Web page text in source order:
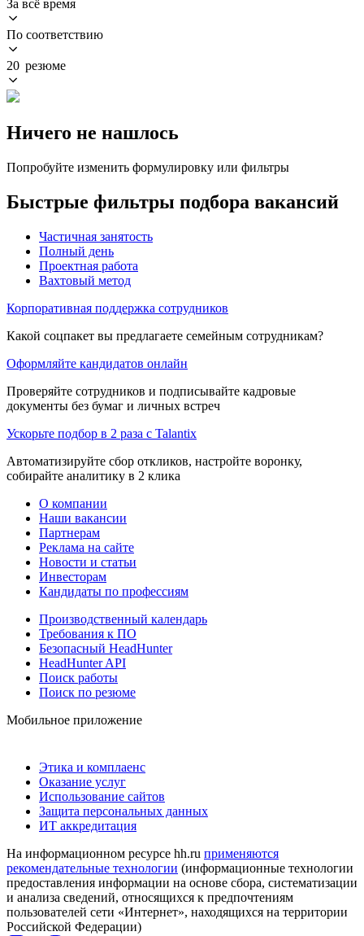
За всё время
По соответствию
20 резюме
Ничего не нашлось
Попробуйте изменить формулировку или фильтры
Быстрые фильтры подбора вакансий
Частичная занятость
Полный день
Проектная работа
Вахтовый метод
Корпоративная поддержка сотрудников
Какой соцпакет вы предлагаете семейным сотрудникам?
Оформляйте кандидатов онлайн
Проверяйте сотрудников и подписывайте кадровые
документы без бумаг и личных встреч
Ускорьте подбор в 2 раза с Talantix
Автоматизируйте сбор откликов, настройте воронку,
собирайте аналитику в 2 клика
О компании
Наши вакансии
Партнерам
Реклама на сайте
Новости и статьи
Инвесторам
Кандидаты по профессиям
Производственный календарь
Требования к ПО
Безопасный HeadHunter
HeadHunter API
Поиск работы
Поиск по резюме
Мобильное приложение
Этика и комплаенс
Оказание услуг
Использование сайтов
Защита персональных данных
ИТ аккредитация
На информационном ресурсе hh.ru применяются
рекомендательные технологии (информационные технологии
предоставления информации на основе сбора, систематизации
и анализа сведений, относящихся к предпочтениям
пользователей сети «Интернет», находящихся на территории
Российской Федерации)